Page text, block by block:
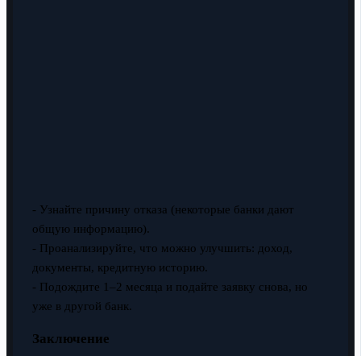
- Узнайте причину отказа (некоторые банки дают
общую информацию).
- Проанализируйте, что можно улучшить: доход,
документы, кредитную историю.
- Подождите 1–2 месяца и подайте заявку снова, но
уже в другой банк.
Заключение